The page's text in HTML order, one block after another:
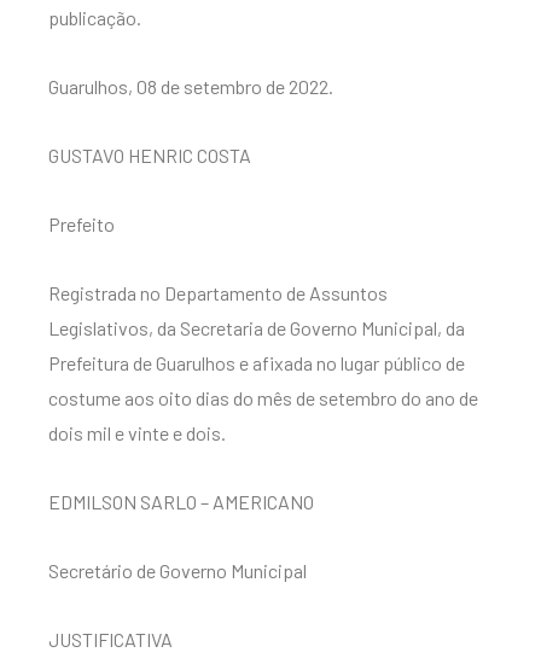
publicação.
Guarulhos, 08 de setembro de 2022.
GUSTAVO HENRIC COSTA
Prefeito
Registrada no Departamento de Assuntos
Legislativos, da Secretaria de Governo Municipal, da
Prefeitura de Guarulhos e afixada no lugar público de
costume aos oito dias do mês de setembro do ano de
dois mil e vinte e dois.
EDMILSON SARLO – AMERICANO
Secretário de Governo Municipal
JUSTIFICATIVA